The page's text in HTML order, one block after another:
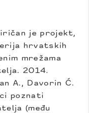
je projekt,
hrvatskih
mrežama
2014.
A., Davorin Ć.
poznati
(među